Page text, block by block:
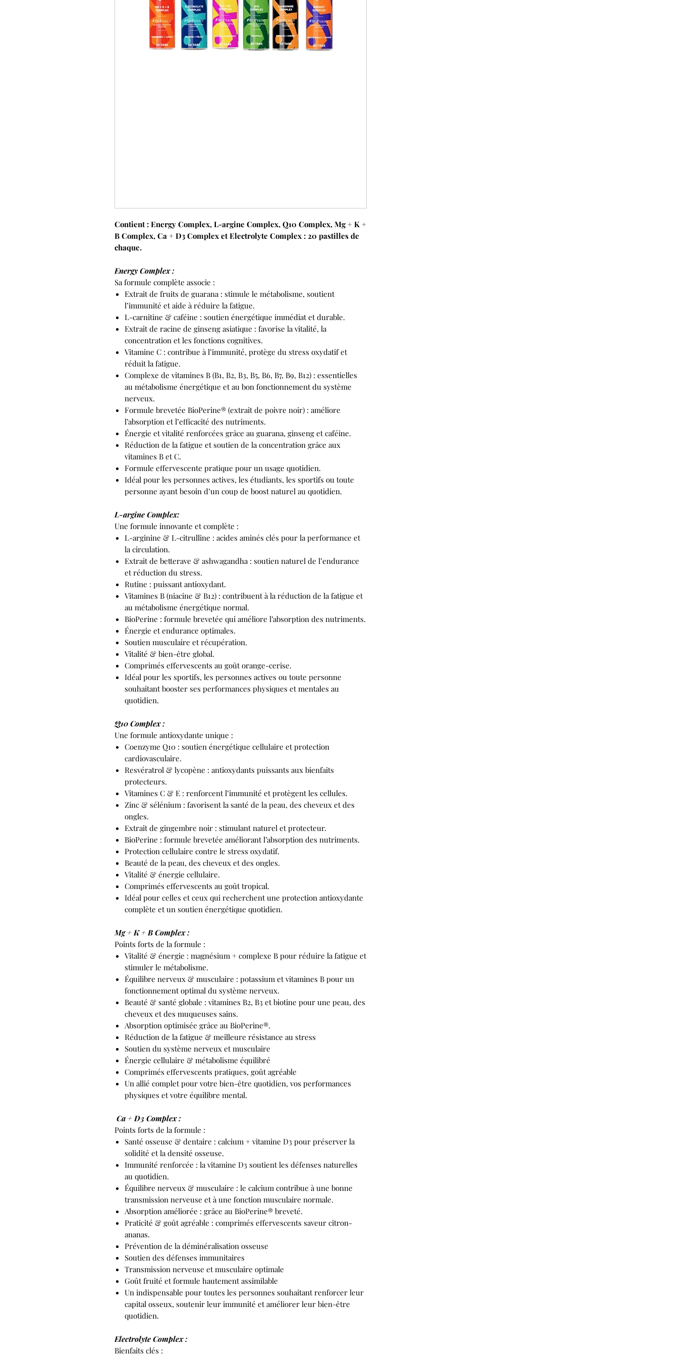
Contient : Energy Complex, L-argine Complex, Q10 Complex, Mg + K +
B Complex, Ca + D3 Complex et Electrolyte Complex : 20 pastilles de
chaque.
Energy Complex :
Sa formule complète associe :
Extrait de fruits de guarana : stimule le métabolisme, soutient
l’immunité et aide à réduire la fatigue.
L-carnitine & caféine : soutien énergétique immédiat et durable.
Extrait de racine de ginseng asiatique : favorise la vitalité, la
concentration et les fonctions cognitives.
Vitamine C : contribue à l’immunité, protège du stress oxydatif et
réduit la fatigue.
Complexe de vitamines B (B1, B2, B3, B5, B6, B7, B9, B12) : essentielles
au métabolisme énergétique et au bon fonctionnement du système
nerveux.
Formule brevetée BioPerine® (extrait de poivre noir) : améliore
l’absorption et l’efficacité des nutriments.
Énergie et vitalité renforcées grâce au guarana, ginseng et caféine.
Réduction de la fatigue et soutien de la concentration grâce aux
vitamines B et C.
Formule effervescente pratique pour un usage quotidien.
Idéal pour les personnes actives, les étudiants, les sportifs ou toute
personne ayant besoin d’un coup de boost naturel au quotidien.
L-argine Complex:
Une formule innovante et complète :
L-arginine & L-citrulline : acides aminés clés pour la performance et
la circulation.
Extrait de betterave & ashwagandha : soutien naturel de l’endurance
et réduction du stress.
Rutine : puissant antioxydant.
Vitamines B (niacine & B12) : contribuent à la réduction de la fatigue et
au métabolisme énergétique normal.
BioPerine : formule brevetée qui améliore l’absorption des nutriments.
Énergie et endurance optimales.
Soutien musculaire et récupération.
Vitalité & bien-être global.
Comprimés effervescents au goût orange-cerise.
Idéal pour les sportifs, les personnes actives ou toute personne
souhaitant booster ses performances physiques et mentales au
quotidien.
Q10 Complex :
Une formule antioxydante unique :
Coenzyme Q10 : soutien énergétique cellulaire et protection
cardiovasculaire.
Resvératrol & lycopène : antioxydants puissants aux bienfaits
protecteurs.
Vitamines C & E : renforcent l’immunité et protègent les cellules.
Zinc & sélénium : favorisent la santé de la peau, des cheveux et des
ongles.
Extrait de gingembre noir : stimulant naturel et protecteur.
BioPerine : formule brevetée améliorant l’absorption des nutriments.
Protection cellulaire contre le stress oxydatif.
Beauté de la peau, des cheveux et des ongles.
Vitalité & énergie cellulaire.
Comprimés effervescents au goût tropical.
Idéal pour celles et ceux qui recherchent une protection antioxydante
complète et un soutien énergétique quotidien.
Mg + K + B Complex :
Points forts de la formule :
Vitalité & énergie : magnésium + complexe B pour réduire la fatigue et
stimuler le métabolisme.
Équilibre nerveux & musculaire : potassium et vitamines B pour un
fonctionnement optimal du système nerveux.
Beauté & santé globale : vitamines B2, B3 et biotine pour une peau, des
cheveux et des muqueuses sains.
Absorption optimisée grâce au BioPerine®.
Réduction de la fatigue & meilleure résistance au stress
Soutien du système nerveux et musculaire
Énergie cellulaire & métabolisme équilibré
Comprimés effervescents pratiques, goût agréable
Un allié complet pour votre bien-être quotidien, vos performances
physiques et votre équilibre mental.
Ca + D3 Complex :
Points forts de la formule :
Santé osseuse & dentaire : calcium + vitamine D3 pour préserver la
solidité et la densité osseuse.
Immunité renforcée : la vitamine D3 soutient les défenses naturelles
au quotidien.
Équilibre nerveux & musculaire : le calcium contribue à une bonne
transmission nerveuse et à une fonction musculaire normale.
Absorption améliorée : grâce au BioPerine® breveté.
Praticité & goût agréable : comprimés effervescents saveur citron-
ananas.
Prévention de la déminéralisation osseuse
Soutien des défenses immunitaires
Transmission nerveuse et musculaire optimale
Goût fruité et formule hautement assimilable
Un indispensable pour toutes les personnes souhaitant renforcer leur
capital osseux, soutenir leur immunité et améliorer leur bien-être
quotidien.
Electrolyte Complex :
Bienfaits clés :